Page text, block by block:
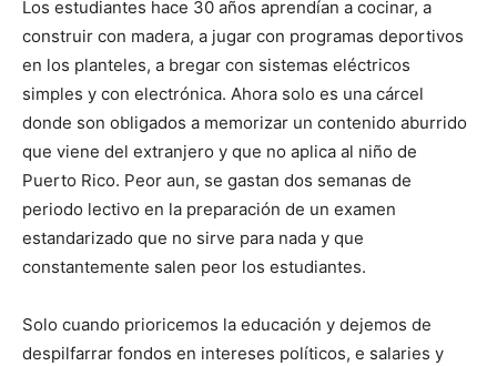
Los estudiantes hace 30 años aprendían a cocinar, a
construir con madera, a jugar con programas deportivos
en los planteles, a bregar con sistemas eléctricos
simples y con electrónica. Ahora solo es una cárcel
donde son obligados a memorizar un contenido aburrido
que viene del extranjero y que no aplica al niño de
Puerto Rico. Peor aun, se gastan dos semanas de
periodo lectivo en la preparación de un examen
estandarizado que no sirve para nada y que
constantemente salen peor los estudiantes.
Solo cuando prioricemos la educación y dejemos de
despilfarrar fondos en intereses políticos, e salaries y